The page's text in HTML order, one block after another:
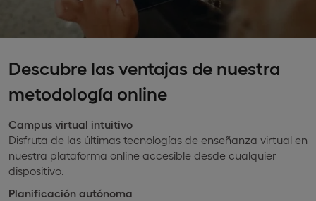
Descubre las ventajas de nuestra
metodología online
Campus virtual intuitivo
Disfruta de las últimas tecnologías de enseñanza virtual en
nuestra plataforma online accesible desde cualquier
dispositivo.
Planificación autónoma